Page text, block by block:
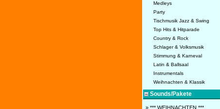
Medleys
Party
Tischmusik Jazz & Swing
Top Hits & Hitparade
Country & Rock
Schlager & Volksmusik
Stimmung & Karneval
Latin & Ballsaal
Instrumentals
Weihnachten & Klassik
Sounds/Pakete
» *** WEIHNACHTEN ***